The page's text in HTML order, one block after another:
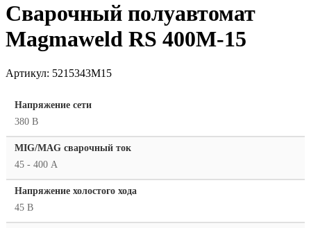
Сварочный полуавтомат
Magmaweld RS 400M-15
Артикул: 5215343M15
Напряжение сети
380 В
MIG/MAG cварочный ток
45 - 400 А
Напряжение холостого хода
45 В